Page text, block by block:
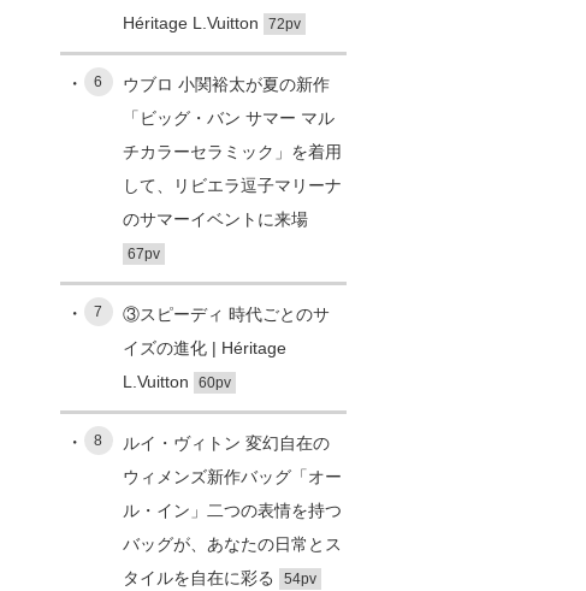
Héritage L.Vuitton
72pv
6
ウブロ 小関裕太が夏の新作
「ビッグ・バン サマー マル
チカラーセラミック」を着用
して、リビエラ逗子マリーナ
のサマーイベントに来場
67pv
7
③スピーディ 時代ごとのサ
イズの進化 | Héritage
L.Vuitton
60pv
8
ルイ・ヴィトン 変幻自在の
ウィメンズ新作バッグ「オー
ル・イン」二つの表情を持つ
バッグが、あなたの日常とス
タイルを自在に彩る
54pv